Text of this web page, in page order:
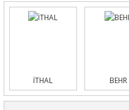
İTHAL BEHR